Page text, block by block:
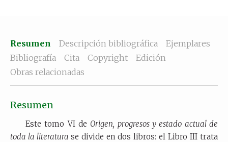
Resumen Descripción bibliográfica
Ejemplares
Bibliografía
Cita Copyright
Edición
Obras relacionadas
Resumen
Este tomo VI de Origen, progresos y estado actual de
toda la literatura se divide en dos libros: el Libro III trata